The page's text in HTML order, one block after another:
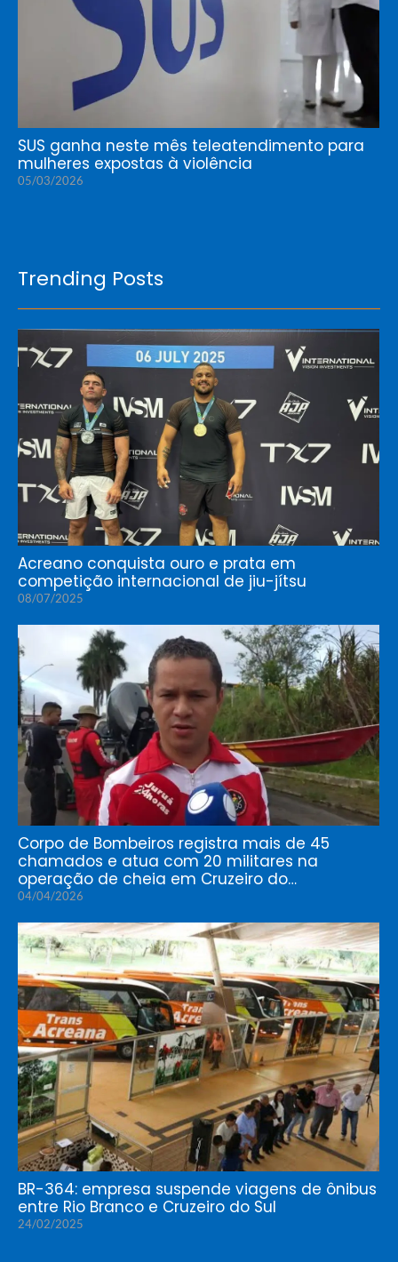
SUS ganha neste mês teleatendimento para
mulheres expostas à violência
05/03/2026
Trending Posts
Acreano conquista ouro e prata em
competição internacional de jiu-jítsu
08/07/2025
Corpo de Bombeiros registra mais de 45
chamados e atua com 20 militares na
operação de cheia em Cruzeiro do…
04/04/2026
BR-364: empresa suspende viagens de ônibus
entre Rio Branco e Cruzeiro do Sul
24/02/2025